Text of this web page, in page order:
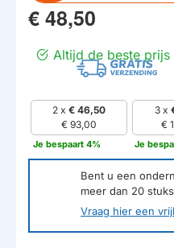
€ 48,50
Altijd de beste prijs
2 x € 46,50
€ 93,00
Je bespaart 4%
3 x
€
Je
Bent u een
meer dan 20
Vraag hier een